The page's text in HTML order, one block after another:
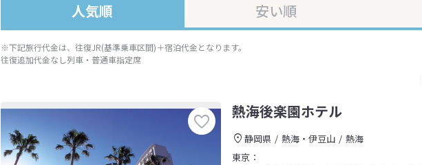
人気順 安い順
※下記旅行代金は、往復JR(基準乗車区間)＋宿泊代金となります。
往復追加代金なし列車・普通車指定席
熱海後楽園ホテル
静岡県 熱海・伊豆山
熱海
東京：